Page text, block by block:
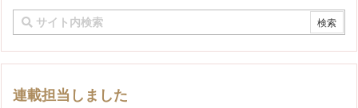
連載担当しました